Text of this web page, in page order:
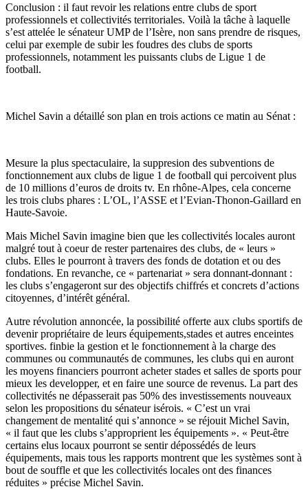
Conclusion : il faut revoir les relations entre clubs de sport
professionnels et collectivités territoriales. Voilà la tâche à laquelle
s’est attelée le sénateur UMP de l’Isère, non sans prendre de risques,
celui par exemple de subir les foudres des clubs de sports
professionnels, notamment les puissants clubs de Ligue 1 de
football.
Michel Savin a détaillé son plan en trois actions ce matin au Sénat :
Mesure la plus spectaculaire, la suppresion des subventions de
fonctionnement aux clubs de ligue 1 de football qui percoivent plus
de 10 millions d’euros de droits tv. En rhône-Alpes, cela concerne
les trois clubs phares : L’OL, l’ASSE et l’Evian-Thonon-Gaillard en
Haute-Savoie.
Mais Michel Savin imagine bien que les collectivités locales auront
malgré tout à coeur de rester partenaires des clubs, de « leurs »
clubs. Elles le pourront à travers des fonds de dotation et ou des
fondations. En revanche, ce « partenariat » sera donnant-donnant :
les clubs s’engageront sur des objectifs chiffrés et concrets d’actions
citoyennes, d’intérêt général.
Autre révolution annoncée, la possibilité offerte aux clubs sportifs de
devenir propriétaire de leurs équipements,stades et autres enceintes
sportives. finbie la gestion et le fonctionnement à la charge des
communes ou communautés de communes, les clubs qui en auront
les moyens financiers pourront acheter stades et salles de sports pour
mieux les developper, et en faire une source de revenus. La part des
collectivités ne dépasserait pas 50% des investissements nouveaux
selon les propositions du sénateur isérois. « C’est un vrai
changement de mentalité qui s’annonce » se réjouit Michel Savin,
« il faut que les clubs s’approprient les équipements ». « Peut-être
certains elus locaux pourront se sentir dépossédés de leurs
équipements, mais tous les rapports montrent que les systèmes sont à
bout de souffle et que les collectivités locales ont des finances
réduites » précise Michel Savin.